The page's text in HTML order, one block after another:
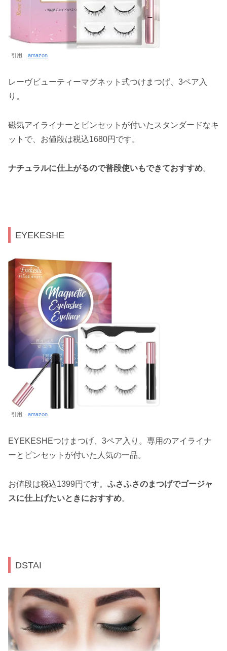
引用 amazon
レーヴビューティーマグネット式つけまつげ、3ペア入
り。
磁気アイライナーとピンセットが付いたスタンダードなキ
ットで、お値段は税込1680円です。
ナチュラルに仕上がるので普段使いもできておすすめ。
EYEKESHE
引用 amazon
EYEKESHEつけまつげ、3ペア入り。専用のアイライナ
ーとピンセットが付いた人気の一品。
お値段は税込1399円です。 ふさふさのまつげでゴージャ
スに仕上げたいときにおすすめ。
DSTAI